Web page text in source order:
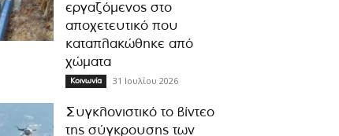
εργαζόμενος στο
αποχετευτικό που
καταπλακώθηκε από
χώματα
Κοινωνία 31 Ιουλίου 2026
Συγκλονιστικό το βίντεο
της σύγκρουσης των